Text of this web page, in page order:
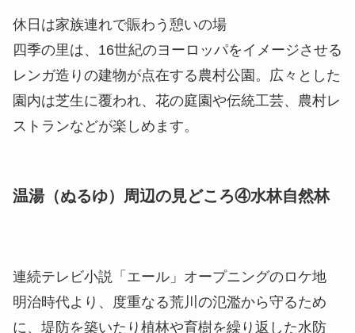
休日は家族連れで賑わう憩いの場
四季の里は、16世紀のヨーロッパをイメージさせる
レンガ造りの建物が点在する農村公園。広々とした
園内は芝生に覆われ、花の庭園や伝統工芸、農村レ
ストランなどが楽しめます。
温湯（ぬるゆ）周辺の見どころ④水林自然林
連続テレビ小説「エール」オープニングのロケ地
明治時代より、度重なる荒川の氾濫から守るため
に、堤防を築いたり植林や育樹を繰り返した水防